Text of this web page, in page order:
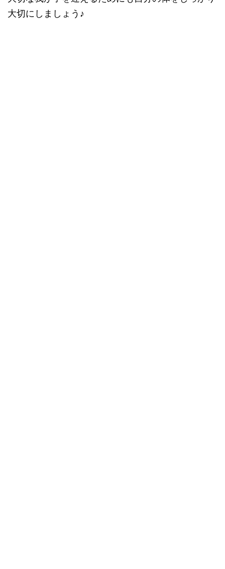
大切にしましょう♪